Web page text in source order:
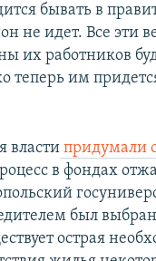
бывать в
не идет. Все эти
их работников
теперь им
власти придумали
в фондах
был
острая